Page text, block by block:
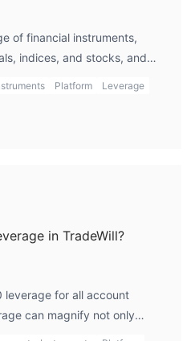
of financial instruments,
indices, and stocks, and
bonds, options, or
Platform
Leverage
in TradeWill?
leverage for all account
can magnify not only